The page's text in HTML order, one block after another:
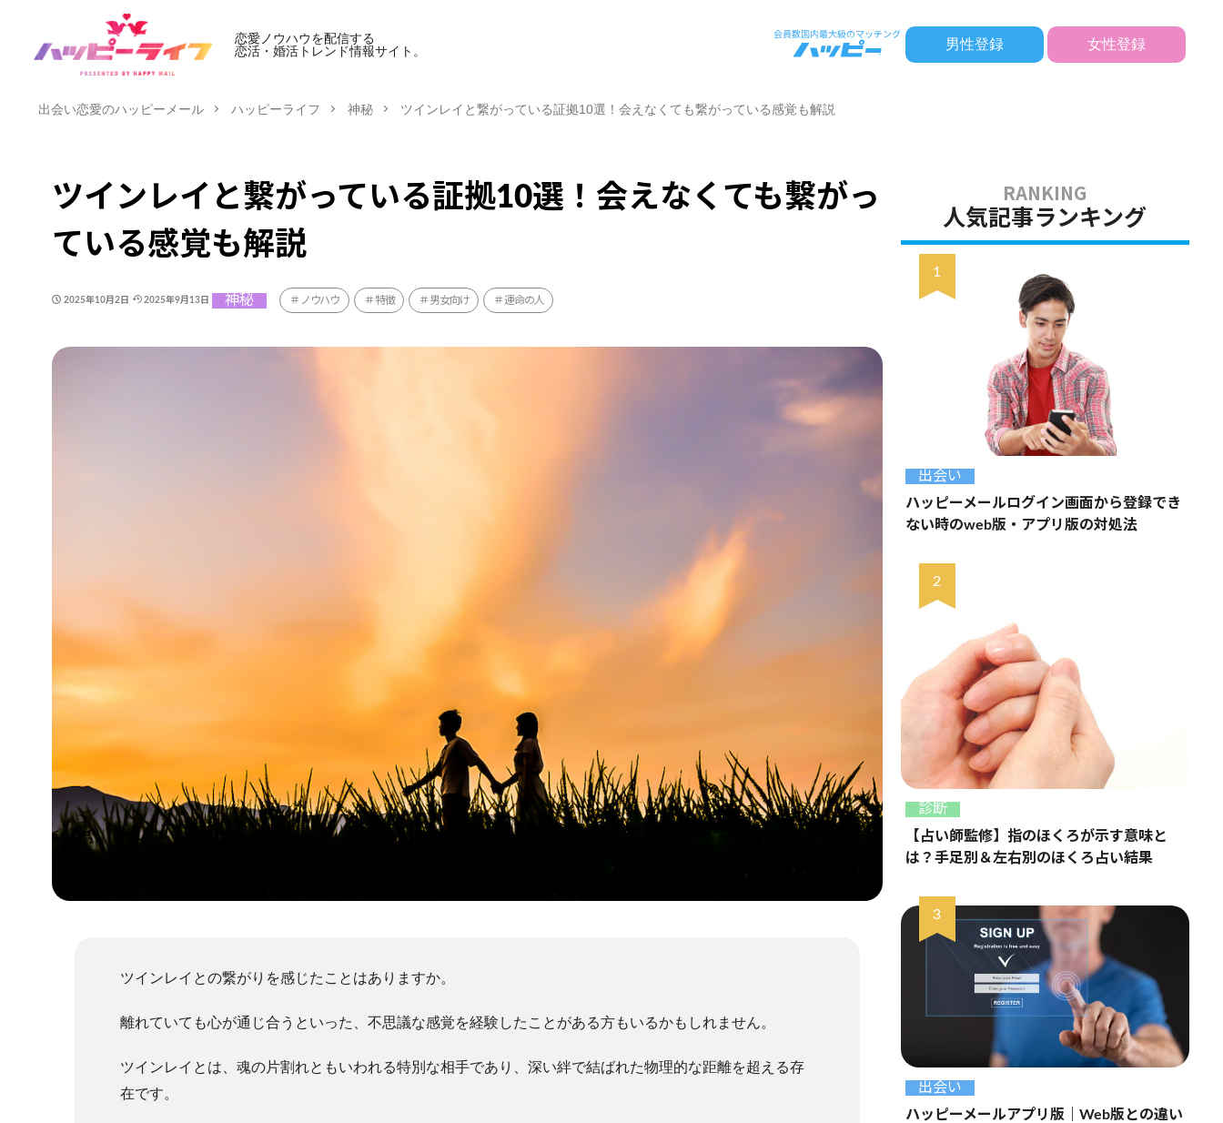
恋愛ノウハウを配信する
恋活・婚活トレンド情報サイト。
男性登録 女性登録
出会い恋愛のハッピーメール ハッピーライフ 神秘 ツインレイと繋がっている証拠10選！会えなくても繋がっている感覚も解説
ツインレイと繋がっている証拠10選！会えなくても繋がっ
ている感覚も解説
2025年10月2日 2025年9月13日 神秘 ノウハウ 特徴 男女向け 運命の人
ツインレイとの繋がりを感じたことはありますか。
離れていても心が通じ合うといった、不思議な感覚を経験したことがある方もいるかもしれません。
ツインレイとは、魂の片割れともいわれる特別な相手であり、深い絆で結ばれた物理的な距離を超える存
在です。
人気記事ランキング
出会い
ハッピーメールログイン画面から登録でき
ない時のweb版・アプリ版の対処法
診断
【占い師監修】指のほくろが示す意味と
は？手足別＆左右別のほくろ占い結果
出会い
ハッピーメールアプリ版｜Web版との違い